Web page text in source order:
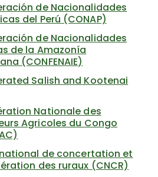
de Nacionalidades
del Perú (CONAP)
de Nacionalidades
de la Amazonía
(CONFENAIE)
Salish and Kootenai
Nationale des
Agricoles du Congo
de concertation et
des ruraux (CNCR)